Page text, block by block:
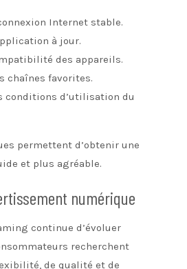
Internet stable.
à jour.
des appareils.
chaînes favorites.
conditions d’utilisation du
permettent d’obtenir une
et plus agréable.
numérique
continue d’évoluer
recherchent
de qualité et de